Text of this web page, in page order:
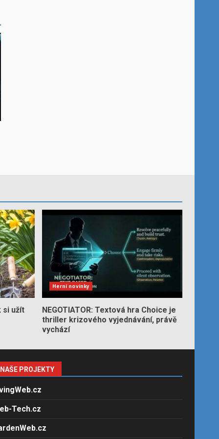
si užít
Herní novinky
NEGOTIATOR: Textová hra Choice je
thriller krizového vyjednávání, právě
vychází
NAŠE PROJEKTY
Tech.cz